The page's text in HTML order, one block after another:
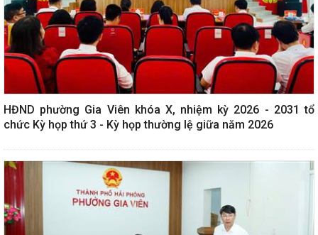
HĐND phường Gia Viên khóa X, nhiệm kỳ 2026 - 2031 tổ
chức Kỳ họp thứ 3 - Kỳ họp thường lệ giữa năm 2026